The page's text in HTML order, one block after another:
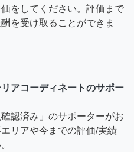
をしてください。評価まで
を受け取ることができま
アコーディネートのサポー
認済み」のサポーターがお
リアや今までの評価/実績